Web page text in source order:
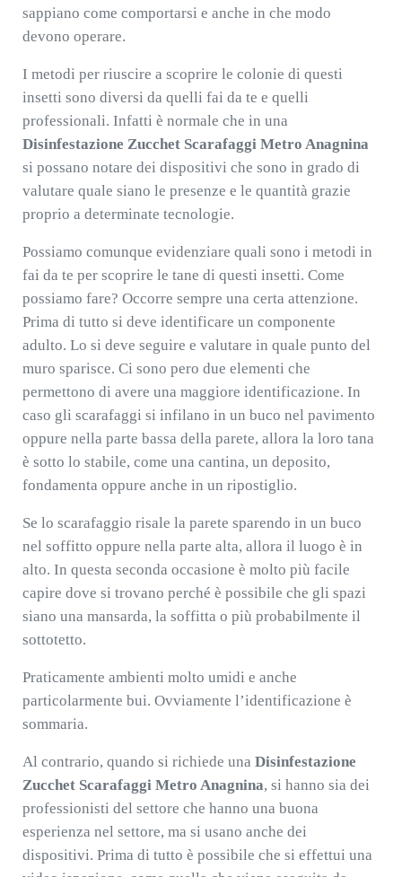
sappiano come comportarsi e anche in che modo
devono operare.
I metodi per riuscire a scoprire le colonie di questi
insetti sono diversi da quelli fai da te e quelli
professionali. Infatti è normale che in una
Disinfestazione Zucchet Scarafaggi Metro Anagnina
si possano notare dei dispositivi che sono in grado di
valutare quale siano le presenze e le quantità grazie
proprio a determinate tecnologie.
Possiamo comunque evidenziare quali sono i metodi in
fai da te per scoprire le tane di questi insetti. Come
possiamo fare? Occorre sempre una certa attenzione.
Prima di tutto si deve identificare un componente
adulto. Lo si deve seguire e valutare in quale punto del
muro sparisce. Ci sono pero due elementi che
permettono di avere una maggiore identificazione. In
caso gli scarafaggi si infilano in un buco nel pavimento
oppure nella parte bassa della parete, allora la loro tana
è sotto lo stabile, come una cantina, un deposito,
fondamenta oppure anche in un ripostiglio.
Se lo scarafaggio risale la parete sparendo in un buco
nel soffitto oppure nella parte alta, allora il luogo è in
alto. In questa seconda occasione è molto più facile
capire dove si trovano perché è possibile che gli spazi
siano una mansarda, la soffitta o più probabilmente il
sottotetto.
Praticamente ambienti molto umidi e anche
particolarmente bui. Ovviamente l’identificazione è
sommaria.
Al contrario, quando si richiede una Disinfestazione
Zucchet Scarafaggi Metro Anagnina, si hanno sia dei
professionisti del settore che hanno una buona
esperienza nel settore, ma si usano anche dei
dispositivi. Prima di tutto è possibile che si effettui una